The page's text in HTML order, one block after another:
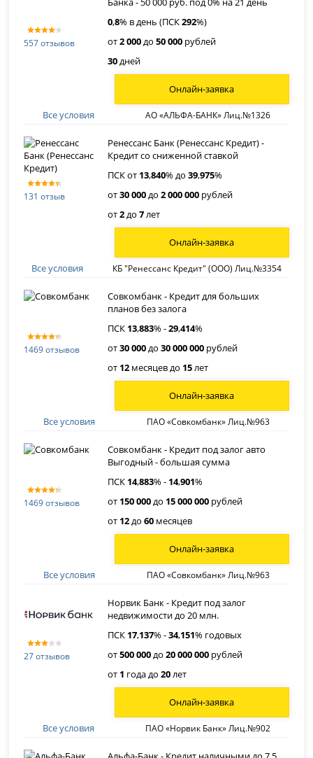
557 отзывов
0,8% в день (ПСК292%)
от2 000до50 000 рублей
30дней
Все условия АО «АЛЬФА-БАНК» Лиц.№1326
Онлайн-заявка
131 отзыв
Ренессанс Банк (Ренессанс Кредит) -
Кредит со сниженной ставкой
ПСК от 13,840% до39,975%
от30 000до2 000 000 рублей
от2до7лет
Все условия КБ "Ренессанс Кредит" (ООО) Лиц.№3354
Онлайн-заявка
1469 отзывов
Совкомбанк - Кредит для больших
планов без залога
ПСК 13,883% -29,414%
от30 000до30 000 000 рублей
от 12 месяцев до 15лет
Все условия ПАО «Совкомбанк» Лиц.№963
Онлайн-заявка
1469 отзывов
Совкомбанк - Кредит под залог авто
Выгодный - большая сумма
ПСК 14,883% - 14,901%
от 150 000до 15 000 000 рублей
от 12до60 месяцев
Все условия ПАО «Совкомбанк» Лиц.№963
Онлайн-заявка
27 отзывов
Норвик Банк - Кредит под залог
недвижимости до 20 млн.
ПСК 17,137% -34,151% годовых
от500 000до20 000 000 рублей
от 1 года до20лет
Все условия ПАО «Норвик Банк» Лиц.№902
Онлайн-заявка